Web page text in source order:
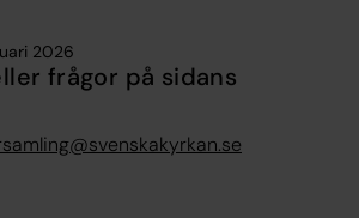
2026
frågor på sidans